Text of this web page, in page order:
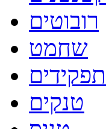
רובוטים
שחמט
תפקידים
טנקים